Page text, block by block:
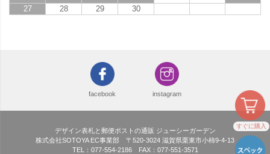
すぐに購入
27
28 29 30
facebook instagram
デザイン表札と郵便ポストの通販 ジューシーガーデン
株式会社SOTOYA EC事業部 〒520-3024 滋賀県栗東市小柿9-4-13
TEL：077-554-2186 FAX：077-551-3571